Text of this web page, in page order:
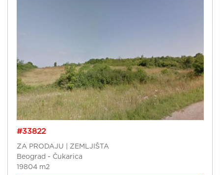
#33822
ZA PRODAJU | ZEMLJIŠTA
Beograd - Čukarica
19804 m2